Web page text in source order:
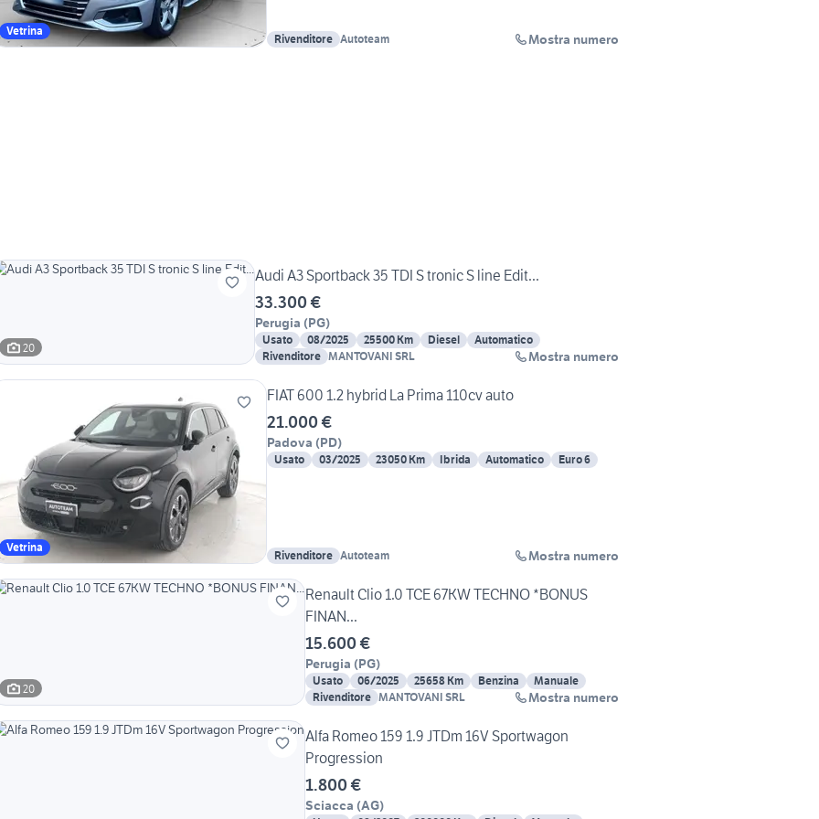
Vetrina
Rivenditore Autoteam Mostra numero
20
Audi A3 Sportback 35 TDI S tronic S line Edit...
33.300 €
Perugia (PG)
Usato 08/2025 25500 Km Diesel
Automatico
Rivenditore MANTOVANI SRL Mostra numero
Vetrina
FIAT 600 1.2 hybrid La Prima 110cv auto
21.000 €
Padova (PD)
Usato 03/2025 23050 Km Ibrida Automatico Euro 6
Rivenditore Autoteam Mostra numero
20
Renault Clio 1.0 TCE 67KW TECHNO *BONUS
FINAN...
15.600 €
Perugia (PG)
Usato 06/2025 25658 Km Benzina
Manuale
Rivenditore MANTOVANI SRL Mostra numero
Alfa Romeo 159 1.9 JTDm 16V Sportwagon
Progression
1.800 €
Sciacca (AG)